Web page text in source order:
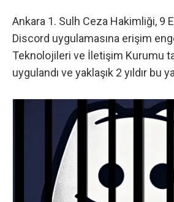
Ankara 1. Sulh Ceza Hakimliği, 9
Discord uygulamasına erişim
Teknolojileri ve İletişim Kurumu
uygulandı ve yaklaşık 2 yıldır bu